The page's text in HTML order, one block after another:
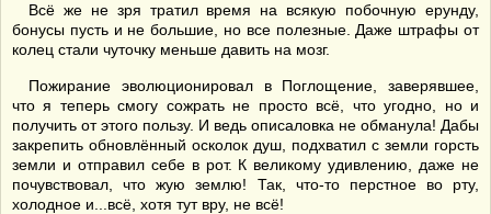
Всё же не зря тратил время на всякую побочную ерунду,
бонусы пусть и не большие, но все полезные. Даже штрафы от
колец стали чуточку меньше давить на мозг.
Пожирание эволюционировал в Поглощение, заверявшее,
что я теперь смогу сожрать не просто всё, что угодно, но и
получить от этого пользу. И ведь описаловка не обманула! Дабы
закрепить обновлённый осколок душ, подхватил с земли горсть
земли и отправил себе в рот. К великому удивлению, даже не
почувствовал, что жую землю! Так, что-то перстное во рту,
холодное и...всё, хотя тут вру, не всё!